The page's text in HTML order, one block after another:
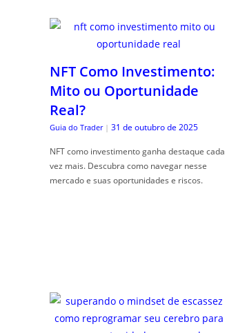
NFT Como Investimento:
Mito ou Oportunidade
Real?
Guia do Trader | 31 de outubro de 2025
NFT como investimento ganha destaque cada
vez mais. Descubra como navegar nesse
mercado e suas oportunidades e riscos.